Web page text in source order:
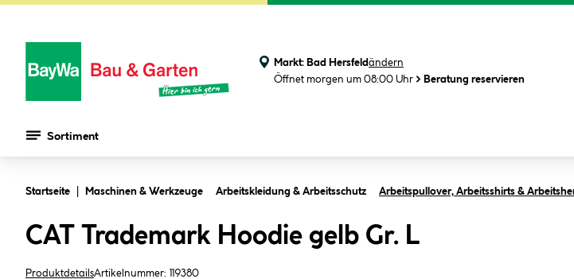
Markt: Bad Hersfeldändern
Öffnet morgen um 08:00 Uhr
Beratung reservieren
Sortiment
Startseite Maschinen & Werkzeuge Arbeitskleidung & Arbeitsschutz Arbeitspullover, Arbeitsshirts &
CAT Trademark Hoodie gelb Gr. L
ProduktdetailsArtikelnummer: 119380